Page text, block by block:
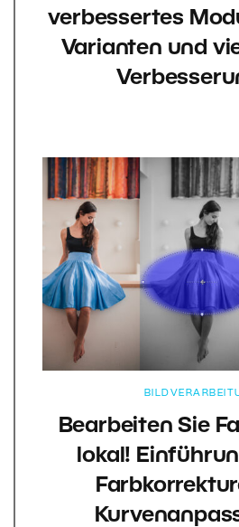
verbessertes
Varianten und
Bearbeiten Sie
lokal!